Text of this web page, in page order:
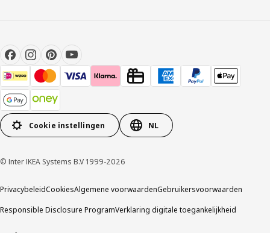
Cookie instellingen NL
© Inter IKEA Systems B.V 1999-2026
PrivacybeleidCookiesAlgemene voorwaardenGebruikersvoorwaarden
Responsible Disclosure ProgramVerklaring digitale toegankelijkheid